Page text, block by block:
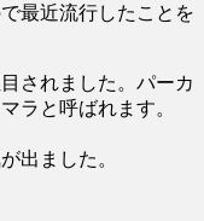
最近流行したことを
されました。パーカ
ラと呼ばれます。
出ました。